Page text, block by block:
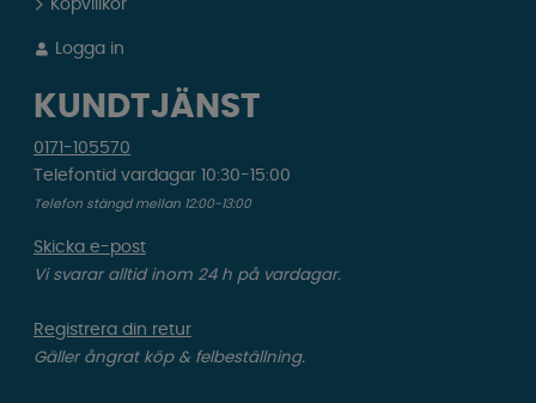
Köpvillkor
Logga in
KUNDTJÄNST
0171-105570
Telefontid vardagar 10:30-15:00
Telefon stängd mellan 12:00-13:00
Skicka e-post
Vi svarar alltid inom 24 h på vardagar.
Registrera din retur
Gäller ångrat köp & felbeställning.